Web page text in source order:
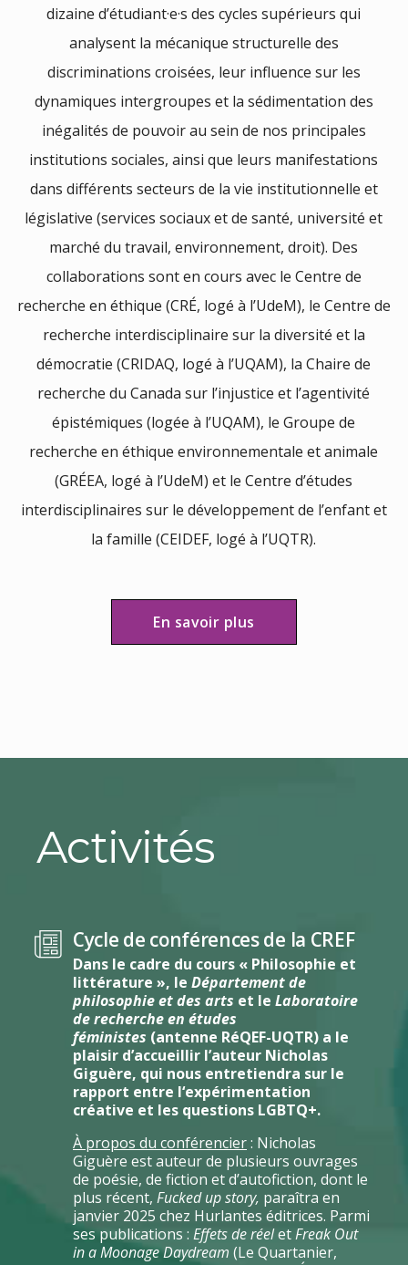
dizaine d’étudiant·e·s des cycles supérieurs qui
analysent la mécanique structurelle des
discriminations croisées, leur influence sur les
dynamiques intergroupes et la sédimentation des
inégalités de pouvoir au sein de nos principales
institutions sociales, ainsi que leurs manifestations
dans différents secteurs de la vie institutionnelle et
législative (services sociaux et de santé, université et
marché du travail, environnement, droit). Des
collaborations sont en cours avec le Centre de
recherche en éthique (CRÉ, logé à l’UdeM), le Centre de
recherche interdisciplinaire sur la diversité et la
démocratie (CRIDAQ, logé à l’UQAM), la Chaire de
recherche du Canada sur l’injustice et l’agentivité
épistémiques (logée à l’UQAM), le Groupe de
recherche en éthique environnementale et animale
(GRÉEA, logé à l’UdeM) et le Centre d’études
interdisciplinaires sur le développement de l’enfant et
la famille (CEIDEF, logé à l’UQTR).
En savoir plus
Activités
Cycle de conférences de la CREF
Dans le cadre du cours « Philosophie et
littérature », le Département de
philosophie et des arts et le Laboratoire
de recherche en études
féministes (antenne RéQEF-UQTR) a le
plaisir d’accueillir l’auteur Nicholas
Giguère, qui nous entretiendra sur le
rapport entre l‘expérimentation
créative et les questions LGBTQ+.
À propos du conférencier: Nicholas
Giguère est auteur de plusieurs ouvrages
de poésie, de fiction et d’autofiction, dont le
plus récent, Fucked up story, paraîtra en
janvier 2025 chez Hurlantes éditrices. Parmi
ses publications : Effets de réeletFreak Out
in a Moonage Daydream (Le Quartanier,